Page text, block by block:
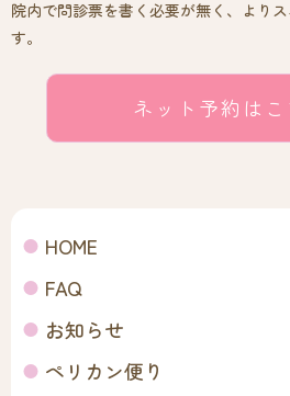
院内で問診票を書く必要が無く、より
す。
ネット予約はこ
HOME
FAQ
お知らせ
ペリカン便り